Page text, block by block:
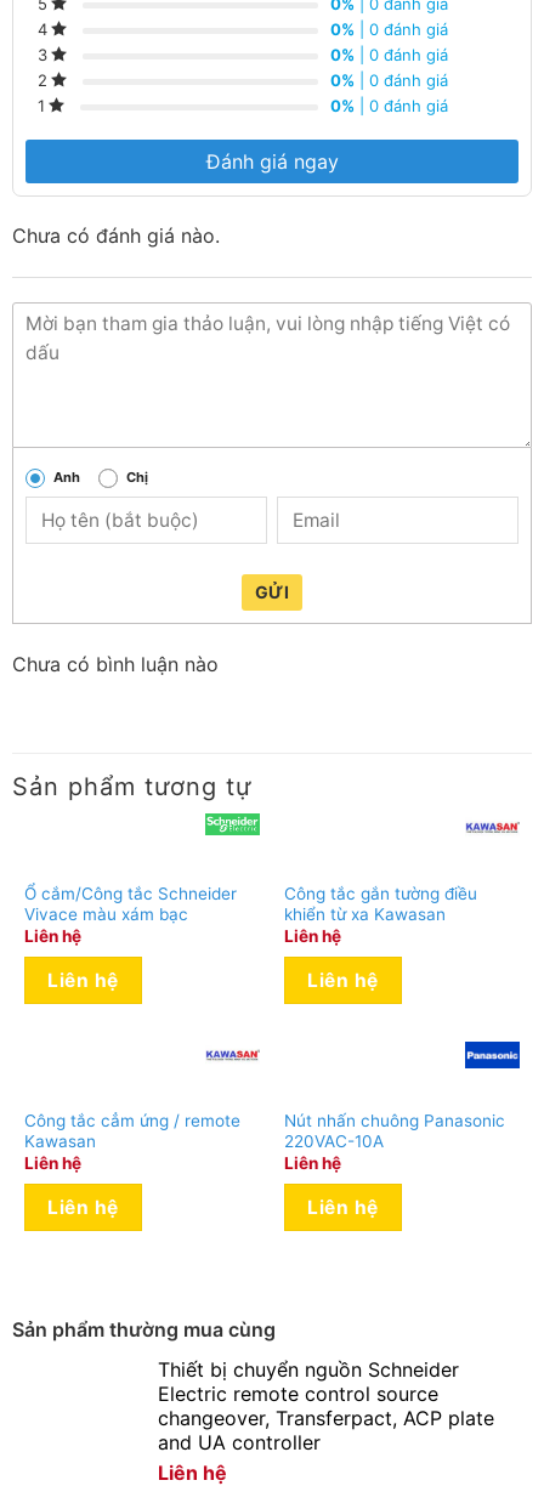
4
0% | 0 đánh giá
3
0% | 0 đánh giá
2
0% | 0 đánh giá
1
0% | 0 đánh giá
Đánh giá ngay
Chưa có đánh giá nào.
Anh Chị
GỬI
Chưa có bình luận nào
Sản phẩm tương tự
Ổ cắm/Công tắc Schneider
Vivace màu xám bạc
Liên hệ
Liên hệ
Công tắc gắn tường điều
khiển từ xa Kawasan
Liên hệ
Liên hệ
Công tắc cẳm ứng / remote
Kawasan
Liên hệ
Liên hệ
Nút nhấn chuông Panasonic
220VAC-10A
Liên hệ
Liên hệ
Sản phẩm thường mua cùng
Thiết bị chuyển nguồn Schneider
Electric remote control source
changeover, Transferpact, ACP plate
and UA controller
Liên hệ